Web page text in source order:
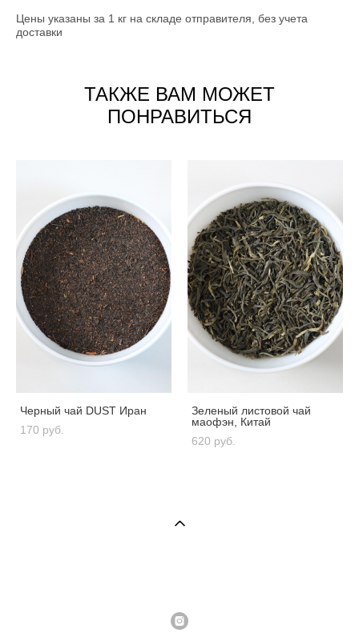
Цены указаны за 1 кг на складе отправителя, без учета
доставки
ТАКЖЕ ВАМ МОЖЕТ
ПОНРАВИТЬСЯ
Черный чай DUST Иран
170 pуб.
Зеленый листовой чай
маофэн, Китай
620 pуб.